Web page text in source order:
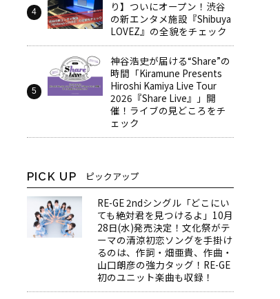
り】ついにオープン！渋谷
の新エンタメ施設『Shibuya
LOVEZ』の全貌をチェック
神谷浩史が届ける“Share”の
時間――「Kiramune Presents
Hiroshi Kamiya Live Tour
2026『Share Live』」開
催！ライブの見どころをチ
ェック
PICK UP ピックアップ
RE-GE 2ndシングル「どこにい
ても絶対君を見つけるよ」10月
28日(水)発売決定！文化祭がテ
ーマの清涼初恋ソングを手掛け
るのは、作詞・畑亜貴、作曲・
山口朗彦の強力タッグ！RE-GE
初のユニット楽曲も収録！